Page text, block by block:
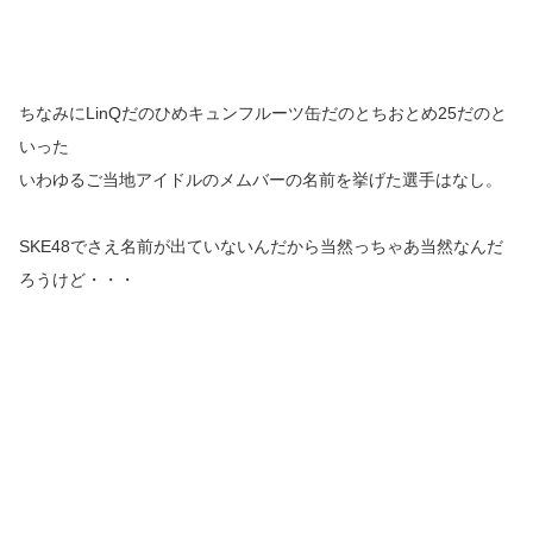
ちなみにLinQだのひめキュンフルーツ缶だのとちおとめ25だのと
いった
いわゆるご当地アイドルのメムバーの名前を挙げた選手はなし。
SKE48でさえ名前が出ていないんだから当然っちゃあ当然なんだ
ろうけど・・・